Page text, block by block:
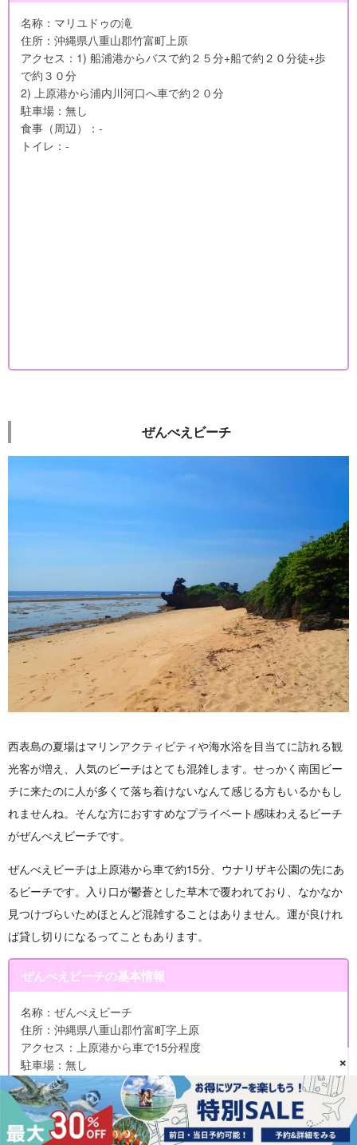
名称：マリユドゥの滝
住所：沖縄県八重山郡竹富町上原
アクセス：1) 船浦港からバスで約２５分+船で約２０分徒+歩
で約３０分
2) 上原港から浦内川河口へ車で約２０分
駐車場：無し
食事（周辺）：-
トイレ：-
ぜんべえビーチ
西表島の夏場はマリンアクティビティや海水浴を目当てに訪れる観
光客が増え、人気のビーチはとても混雑します。せっかく南国ビー
チに来たのに人が多くて落ち着けないなんて感じる方もいるかもし
れませんね。そんな方におすすめなプライベート感味わえるビーチ
がぜんべえビーチです。
ぜんべえビーチは上原港から車で約15分、ウナリザキ公園の先にあ
るビーチです。入り口が鬱蒼とした草木で覆われており、なかなか
見つけづらいためほとんど混雑することはありません。運が良けれ
ば貸し切りになるってこともあります。
ぜんべえビーチの基本情報
名称：ぜんべえビーチ
住所：沖縄県八重山郡竹富町字上原
アクセス：上原港から車で15分程度
駐車場：無し
食事（周辺）：無し
トイレ：無し
×